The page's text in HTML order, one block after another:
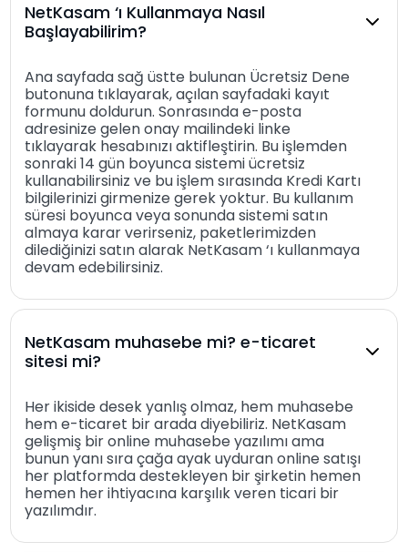
NetKasam ‘ı Kullanmaya Nasıl
Başlayabilirim?
Ana sayfada sağ üstte bulunan Ücretsiz Dene
butonuna tıklayarak, açılan sayfadaki kayıt
formunu doldurun. Sonrasında e-posta
adresinize gelen onay mailindeki linke
tıklayarak hesabınızı aktifleştirin. Bu işlemden
sonraki 14 gün boyunca sistemi ücretsiz
kullanabilirsiniz ve bu işlem sırasında Kredi Kartı
bilgilerinizi girmenize gerek yoktur. Bu kullanım
süresi boyunca veya sonunda sistemi satın
almaya karar verirseniz, paketlerimizden
dilediğinizi satın alarak NetKasam ‘ı kullanmaya
devam edebilirsiniz.
NetKasam muhasebe mi? e-ticaret
sitesi mi?
Her ikiside desek yanlış olmaz, hem muhasebe
hem e-ticaret bir arada diyebiliriz. NetKasam
gelişmiş bir online muhasebe yazılımı ama
bunun yanı sıra çağa ayak uyduran online satışı
her platformda destekleyen bir şirketin hemen
hemen her ihtiyacına karşılık veren ticari bir
yazılımdır.